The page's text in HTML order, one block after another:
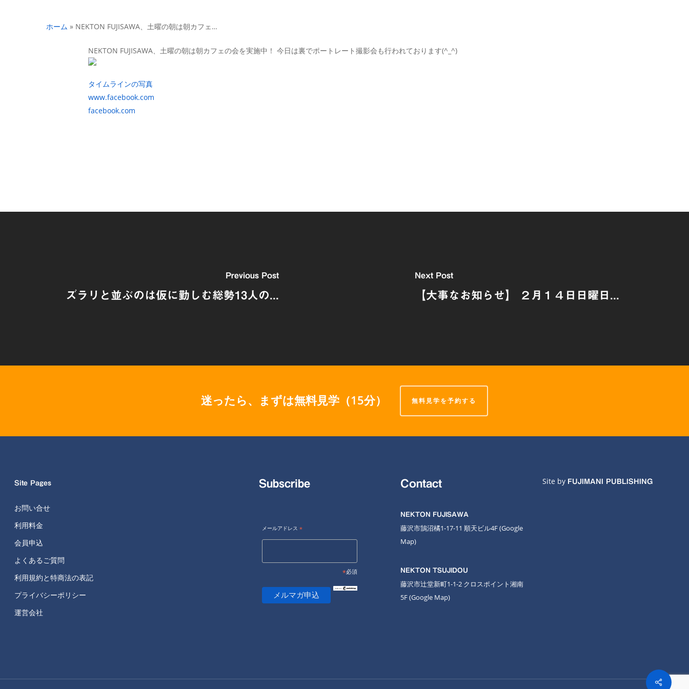
ホーム » NEKTON FUJISAWA、土曜の朝は朝カフェ…
NEKTON FUJISAWA、土曜の朝は朝カフェの会を実施中！ 今日は裏でポートレート撮影会も行われております(^_^)
タイムラインの写真
www.facebook.com
facebook.com
Previous Post
ズラリと並ぶのは仮に勤しむ総勢13人の...
Next Post
【大事なお知らせ】 ２月１４日日曜日...
Share
迷ったら、まずは無料見学（15分） 無料見学を予約する
Site Pages
お問い合せ
利用料金
会員申込
よくあるご質問
利用規約と特商法の表記
プライバシーポリシー
運営会社
Subscribe
メールアドレス *
*必須
Contact
NEKTON FUJISAWA
藤沢市鵠沼橘1-17-11 順天ビル4F(Google
Map)
NEKTON TSUJIDOU
藤沢市辻堂新町1-1-2 クロスポイント湘南
5F(Google Map)
Site by FUJIMANI PUBLISHING